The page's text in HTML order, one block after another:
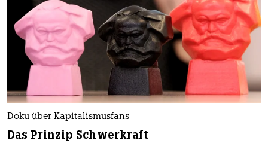
Doku über Kapitalismusfans
Das Prinzip Schwerkraft